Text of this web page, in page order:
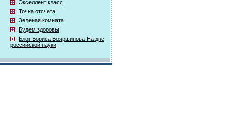
Экселлент класс
Точка отсчета
Зеленая комната
Будем здоровы
Блог Бориса Бояршинова На дне
российской науки